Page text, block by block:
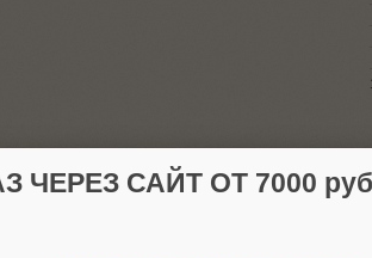
САЙТ ОТ 7000